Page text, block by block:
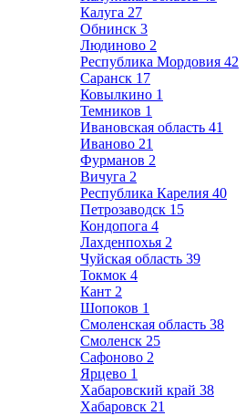
Калуга 27
Обнинск 3
Людиново 2
Республика Мордовия 42
Саранск 17
Ковылкино 1
Темников 1
Ивановская область 41
Иваново 21
Фурманов 2
Вичуга 2
Республика Карелия 40
Петрозаводск 15
Кондопога 4
Лахденпохья 2
Чуйская область 39
Токмок 4
Кант 2
Шопоков 1
Смоленская область 38
Смоленск 25
Сафоново 2
Ярцево 1
Хабаровский край 38
Хабаровск 21